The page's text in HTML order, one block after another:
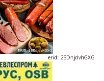
erid: 2SDnjdvhGXG